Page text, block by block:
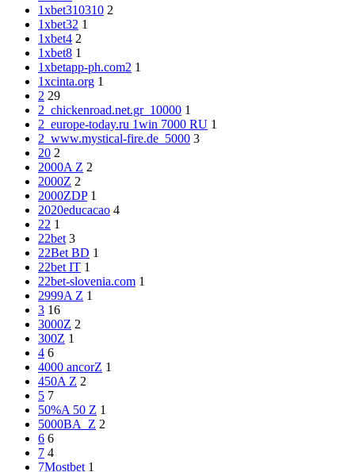
1xbet310310 2
1xbet32 1
1xbet4 2
1xbet8 1
1xbetapp-ph.com2 1
1xcinta.org 1
2 29
2_chickenroad.net.gr_10000 1
2_europe-today.ru 1win 7000 RU 1
2_www.mystical-fire.de_5000 3
20 2
2000A Z 2
2000Z 2
2000ZDP 1
2020educacao 4
22 1
22bet 3
22Bet BD 1
22bet IT 1
22bet-slovenia.com 1
2999A Z 1
3 16
3000Z 2
300Z 1
4 6
4000 ancorZ 1
450A Z 2
5 7
50%A 50 Z 1
5000BA_Z 2
6 6
7 4
7Mostbet 1